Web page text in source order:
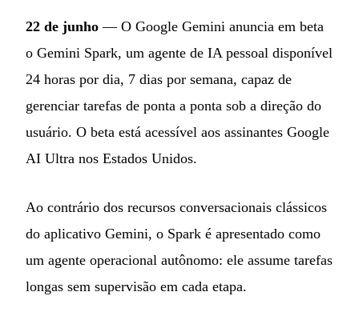
22 de junho — O Google Gemini anuncia em beta
o Gemini Spark, um agente de IA pessoal disponível
24 horas por dia, 7 dias por semana, capaz de
gerenciar tarefas de ponta a ponta sob a direção do
usuário. O beta está acessível aos assinantes Google
AI Ultra nos Estados Unidos.
Ao contrário dos recursos conversacionais clássicos
do aplicativo Gemini, o Spark é apresentado como
um agente operacional autônomo: ele assume tarefas
longas sem supervisão em cada etapa.